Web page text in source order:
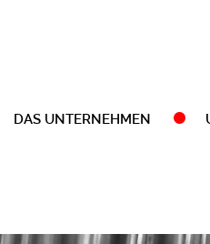
DAS UNTERNEHMEN